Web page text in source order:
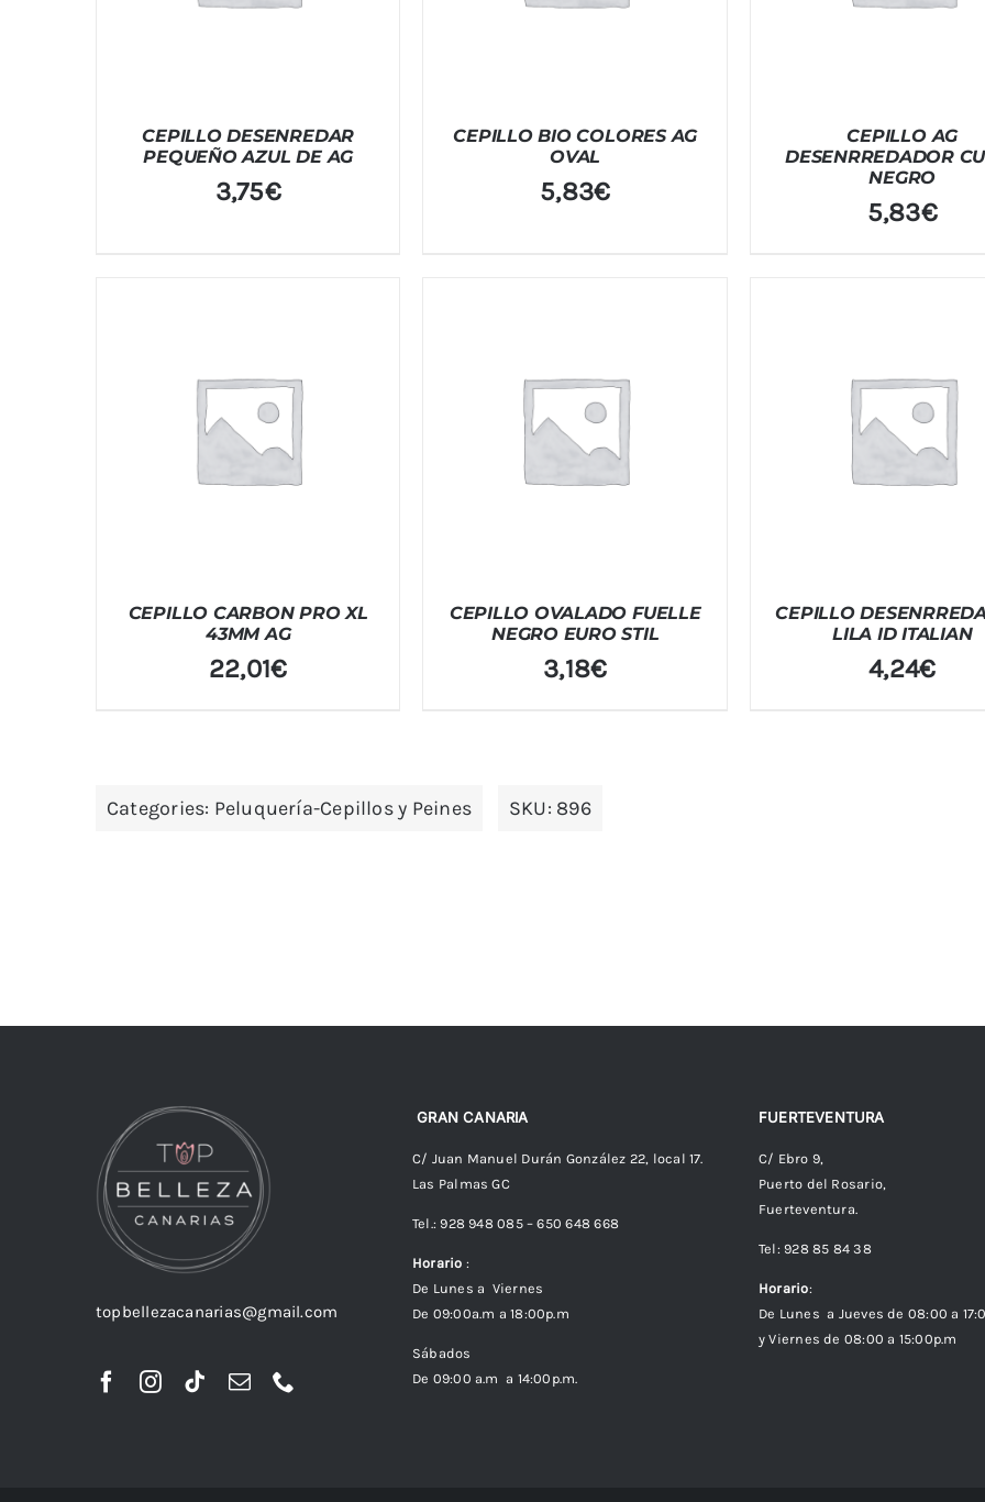
CEPILLO DESENREDAR
PEQUEÑO AZUL DE AG
3,75€
CEPILLO BIO COLORES AG
OVAL
5,83€
CEPILLO AG
DESENRREDADOR
NEGRO
5,83€
CEPILLO CARBON PRO XL
43MM AG
22,01€
CEPILLO OVALADO FUELLE
NEGRO EURO STIL
3,18€
CEPILLO
LILA ID ITALIAN
4,24€
Categories: Peluquería-Cepillos y Peines SKU: 896
topbellezacanarias@gmail.com
GRAN CANARIA
C/ Juan Manuel Durán González 22, local 17.
Las Palmas GC
Tel.: 928 948 085 – 650 648 668
Horario :
De Lunes a Viernes
De 09:00a.m a 18:00p.m
Sábados
De 09:00 a.m a 14:00p.m.
FUERTEVENTURA
C/ Ebro 9,
Puerto del Rosario,
Fuerteventura.
Tel: 928 85 84 38
Horario:
De Lunes a Jueves de 08:00 a
y Viernes de 08:00 a 15:00p.m